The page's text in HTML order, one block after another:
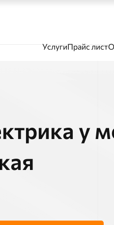
УслугиПрайс лист
у